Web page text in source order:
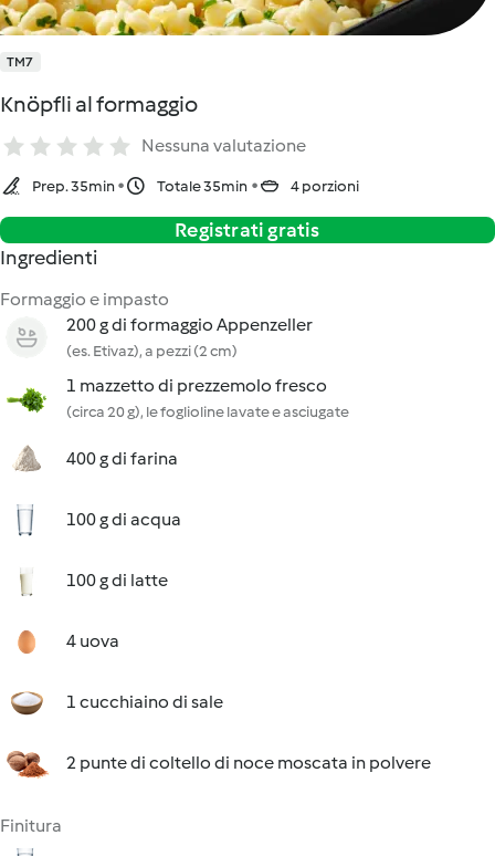
TM7
Knöpfli al formaggio
Nessuna valutazione
Prep. 35min Totale 35min 4 porzioni
Registrati gratis
Ingredienti
Formaggio e impasto
200 g di formaggio Appenzeller
(es. Etivaz), a pezzi (2 cm)
1 mazzetto di prezzemolo fresco
(circa 20 g), le foglioline lavate e asciugate
400 g di farina
100 g di acqua
100 g di latte
4 uova
1 cucchiaino di sale
2 punte di coltello di noce moscata in polvere
Finitura